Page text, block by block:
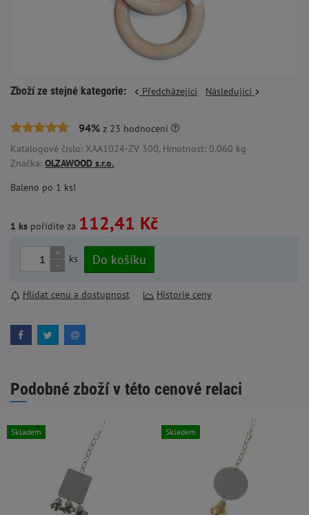
Zboží ze stejné kategorie: Předcházející Následující
94% z 23 hodnocení
Katalogové číslo: XAA1024-ZV 300, Hmotnost: 0.060 kg
Značka: OLZAWOOD s.r.o.
Baleno po 1 ks!
1 ks pořídíte za 112,41 Kč
+
-
ks Do košíku
Hlídat cenu a dostupnost Historie ceny
Podobné zboží v této cenové relaci
Skladem Skladem